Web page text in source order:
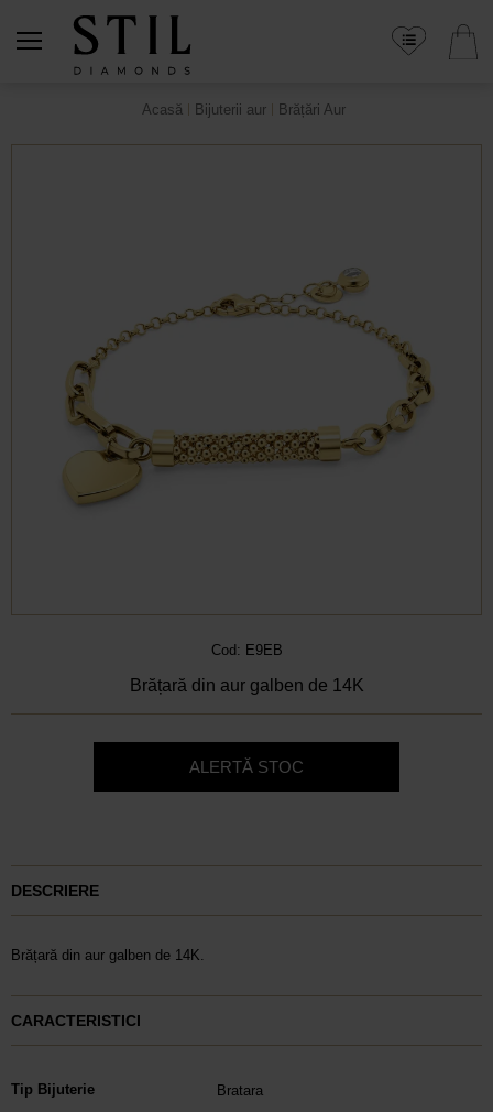
Acasă Bijuterii aur Brățări Aur
Cod: E9EB
Brățară din aur galben de 14K
ALERTĂ STOC
DESCRIERE
Brățară din aur galben de 14K.
CARACTERISTICI
Tip Bijuterie
Bratara